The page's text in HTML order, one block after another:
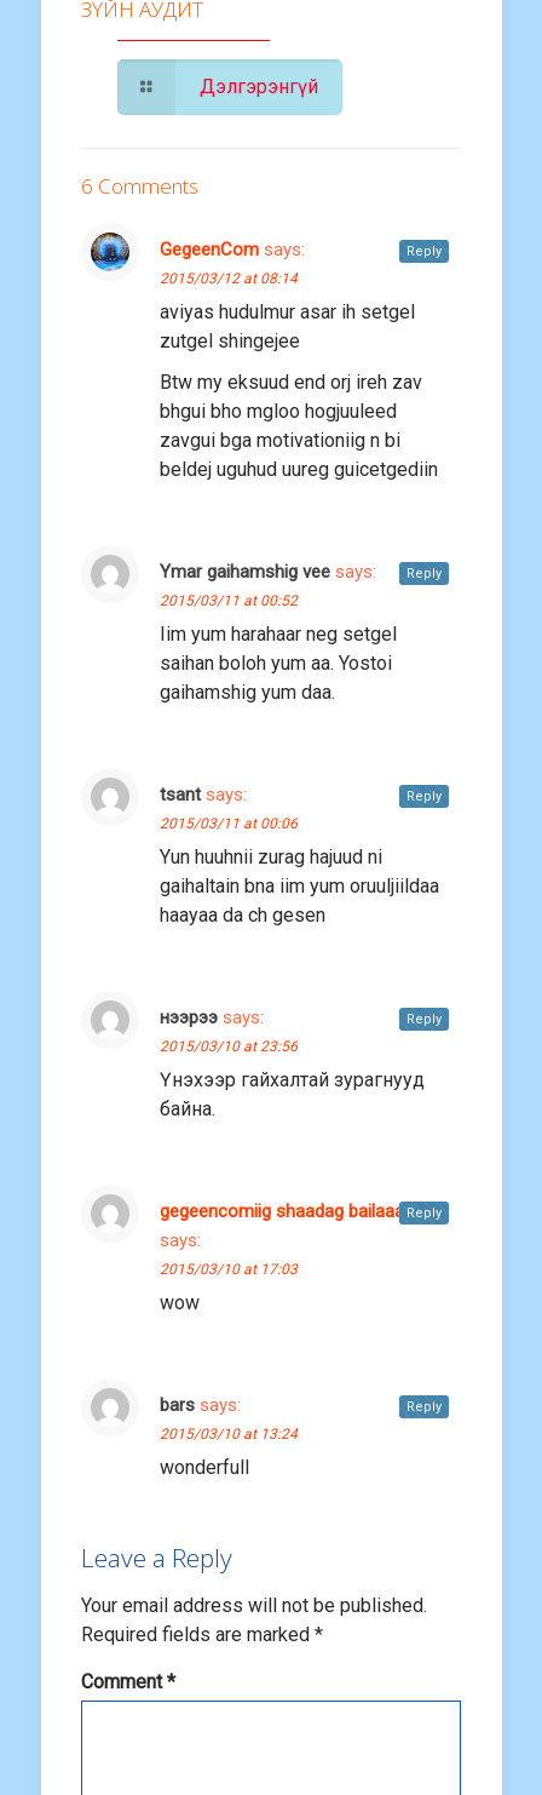
ЗҮЙН АУДИТ
Дэлгэрэнгүй
6 Comments
GegeenCom says:
2015/03/12 at 08:14
aviyas hudulmur asar ih setgel
zutgel shingejee
Btw my eksuud end orj ireh zav
bhgui bho mgloo hogjuuleed
zavgui bga motivationiig n bi
beldej uguhud uureg guicetgediin
Reply
Ymar gaihamshig vee says:
2015/03/11 at 00:52
Iim yum harahaar neg setgel
saihan boloh yum aa. Yostoi
gaihamshig yum daa.
Reply
tsant says:
2015/03/11 at 00:06
Yun huuhnii zurag hajuud ni
gaihaltain bna iim yum oruuljiildaa
haayaa da ch gesen
Reply
нээрээ says:
2015/03/10 at 23:56
Үнэхээр гайхалтай зурагнууд
байна.
Reply
gegeencomiig shaadag bailaaa
says:
2015/03/10 at 17:03
wow
Reply
bars says:
2015/03/10 at 13:24
wonderfull
Reply
Leave a Reply
Your email address will not be published.
Required fields are marked *
Comment*